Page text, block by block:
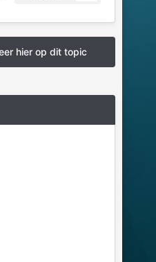
hier op dit topic